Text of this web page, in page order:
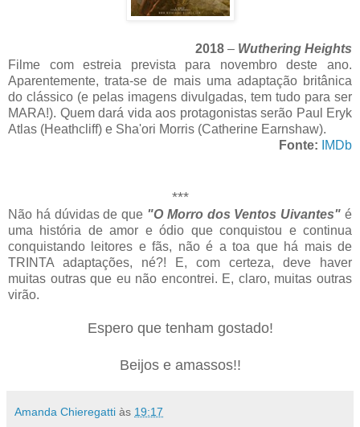
2018 – Wuthering Heights
Filme com estreia prevista para novembro deste ano.
Aparentemente, trata-se de mais uma adaptação britânica
do clássico (e pelas imagens divulgadas, tem tudo para ser
MARA!). Quem dará vida aos protagonistas serão Paul Eryk
Atlas (Heathcliff) e Sha'ori Morris (Catherine Earnshaw).
Fonte:
IMDb
***
Não há dúvidas de que "O Morro dos Ventos Uivantes" é
uma história de amor e ódio que conquistou e continua
conquistando leitores e fãs, não é a toa que há mais de
TRINTA adaptações, né?! E, com certeza, deve haver
muitas outras que eu não encontrei. E, claro, muitas outras
virão.
Espero que tenham gostado!
Beijos e amassos!!
Amanda Chieregatti às 19:17